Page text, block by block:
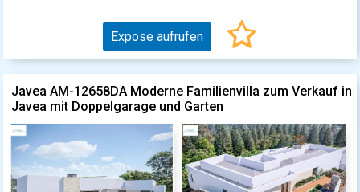
Expose aufrufen
Javea AM-12658DA Moderne Familienvilla zum Verkauf in
Javea mit Doppelgarage und Garten